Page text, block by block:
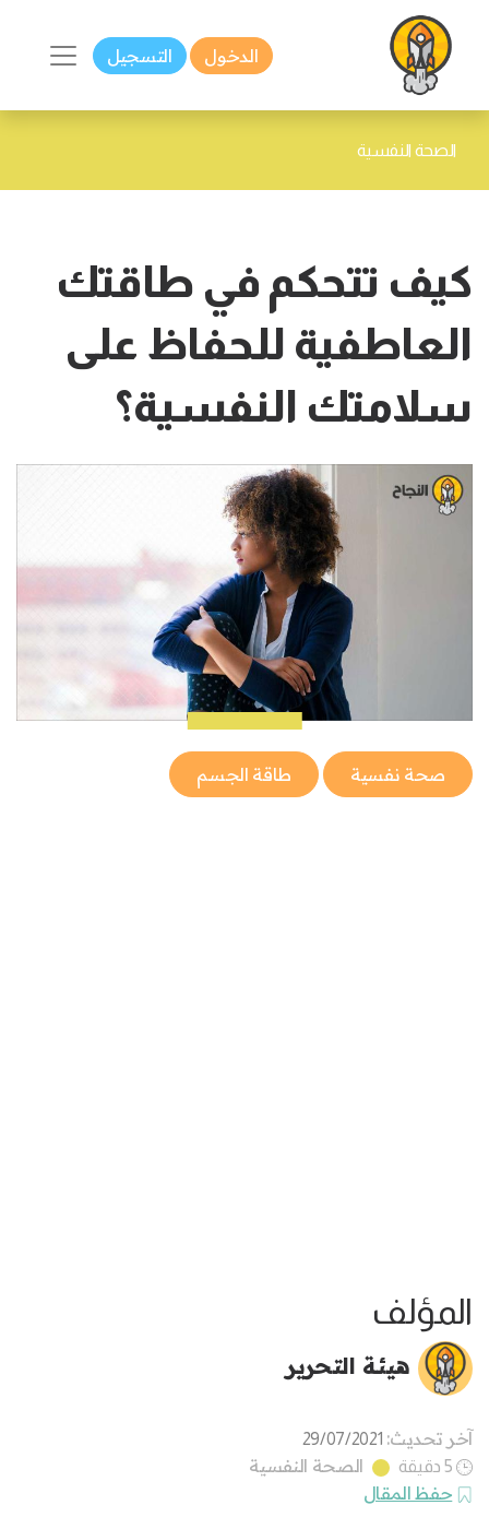
الدخول التسجيل
الصحة النفسية
كيف تتحكم في طاقتك
العاطفية للحفاظ على
سلامتك النفسية؟
صحة نفسية طاقة الجسم
المؤلف
هيئة التحرير
آخر تحديث: 29/07/2021
5 دقيقة
الصحة النفسية
حفظ المقال